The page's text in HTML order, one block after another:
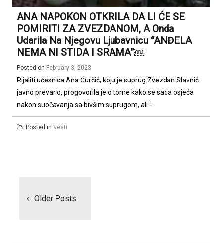
ANA NAPOKON OTKRILA DA LI ĆE SE
POMIRITI ZA ZVEZDANOM, A Onda
Udarila Na Njegovu Ljubavnicu “ANĐELA
NEMA NI STIDA I SRAMA”￼
Posted on February 3, 2023
Rijaliti učesnica Ana Ćurčić, koju je suprug Zvezdan Slavnić
javno prevario, progovorila je o tome kako se sada osjeća
nakon suočavanja sa bivšim suprugom, ali ...
Posted in Vesti
Older Posts